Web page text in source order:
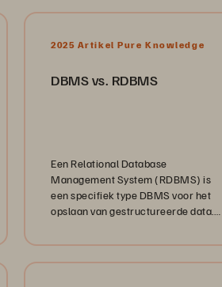
2025 Artikel Pure Knowledge
DBMS vs. RDBMS
Een Relational Database
Management System (RDBMS) is
een specifiek type DBMS voor het
opslaan van gestructureerde data.